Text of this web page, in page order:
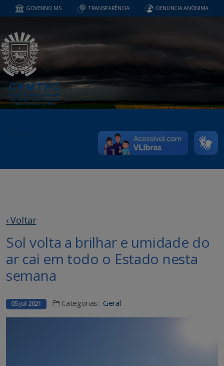
GOVERNO MS TRANSPARÊNCIA DENUNCIA ANÔNIMA
‹ Voltar
Sol volta a brilhar e umidade do
ar cai em todo o Estado nesta
semana
05 jul 2021 Categorias: Geral